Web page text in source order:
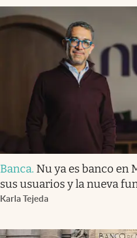
Banca. Nu ya es banco en
sus usuarios y la nueva
Karla Tejeda